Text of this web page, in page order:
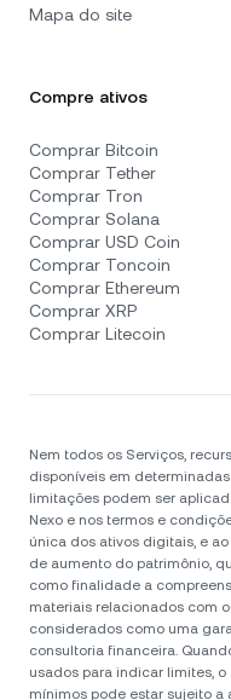
Mapa do site
Compre ativos
Comprar Bitcoin
Comprar Tether
Comprar Tron
Comprar Solana
Comprar USD Coin
Comprar Toncoin
Comprar Ethereum
Comprar XRP
Comprar Litecoin
Nem todos os Serviços,
disponíveis em
limitações podem ser
Nexo e nos termos e
única dos ativos digitais, e
de aumento do patrimônio,
como finalidade a
materiais relacionados com
considerados como uma
consultoria financeira.
usados para indicar limites,
mínimos pode estar sujeito